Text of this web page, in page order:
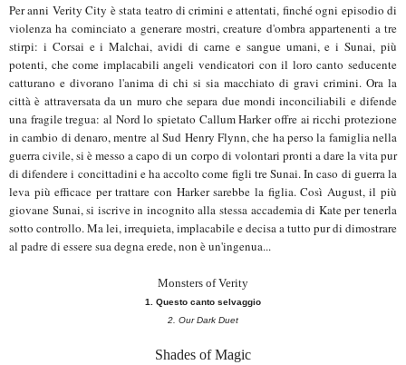
Per anni Verity City è stata teatro di crimini e attentati, finché ogni episodio di
violenza ha cominciato a generare mostri, creature d'ombra appartenenti a tre
stirpi: i Corsai e i Malchai, avidi di carne e sangue umani, e i Sunai, più
potenti, che come implacabili angeli vendicatori con il loro canto seducente
catturano e divorano l'anima di chi si sia macchiato di gravi crimini. Ora la
città è attraversata da un muro che separa due mondi inconciliabili e difende
una fragile tregua: al Nord lo spietato Callum Harker offre ai ricchi protezione
in cambio di denaro, mentre al Sud Henry Flynn, che ha perso la famiglia nella
guerra civile, si è messo a capo di un corpo di volontari pronti a dare la vita pur
di difendere i concittadini e ha accolto come figli tre Sunai. In caso di guerra la
leva più efficace per trattare con Harker sarebbe la figlia. Così August, il più
giovane Sunai, si iscrive in incognito alla stessa accademia di Kate per tenerla
sotto controllo. Ma lei, irrequieta, implacabile e decisa a tutto pur di dimostrare
al padre di essere sua degna erede, non è un'ingenua...
Monsters of Verity
1. Questo canto selvaggio
2. Our Dark Duet
Shades of Magic